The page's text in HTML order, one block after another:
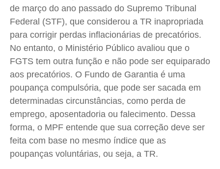
de março do ano passado do Supremo Tribunal
Federal (STF), que considerou a TR inapropriada
para corrigir perdas inflacionárias de precatórios.
No entanto, o Ministério Público avaliou que o
FGTS tem outra função e não pode ser equiparado
aos precatórios. O Fundo de Garantia é uma
poupança compulsória, que pode ser sacada em
determinadas circunstâncias, como perda de
emprego, aposentadoria ou falecimento. Dessa
forma, o MPF entende que sua correção deve ser
feita com base no mesmo índice que as
poupanças voluntárias, ou seja, a TR.